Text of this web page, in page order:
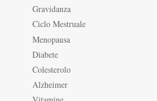
Gravidanza
Ciclo Mestruale
Menopausa
Diabete
Colesterolo
Alzheimer